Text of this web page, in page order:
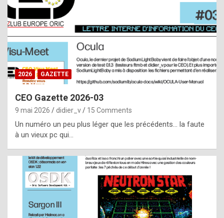
t
a
s
i
e
f
o
m
m
a
2026 GAZETTE
CEO Gazette 2026-03
9 mai 2026 didier_v 15 Comments
Un numéro un peu plus léger que les précédents… la faute
à un vieux pc qui…